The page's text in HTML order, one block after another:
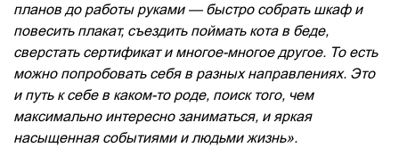
планов до работы руками — быстро собрать шкаф и
повесить плакат, съездить поймать кота в беде,
сверстать сертификат и многое-многое другое. То есть
можно попробовать себя в разных направлениях. Это
и путь к себе в каком-то роде, поиск того, чем
максимально интересно заниматься, и яркая
насыщенная событиями и людьми жизнь».